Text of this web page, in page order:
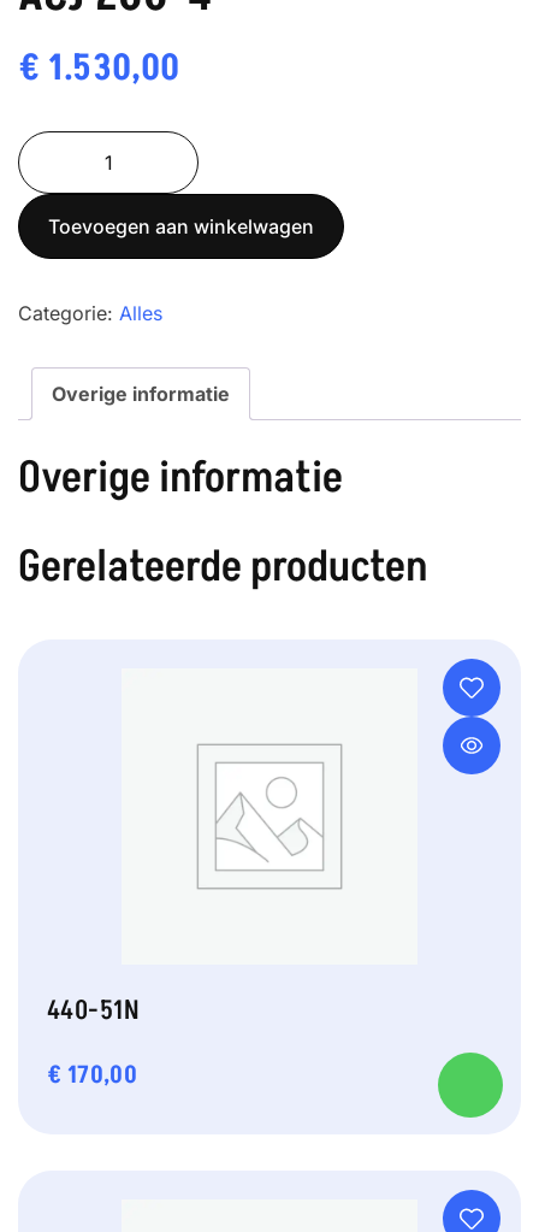
€ 1.530,00
ACJ
200-
4
aantal
Toevoegen aan winkelwagen
Categorie: Alles
Overige informatie
Overige informatie
Gerelateerde producten
440-51N
€ 170,00